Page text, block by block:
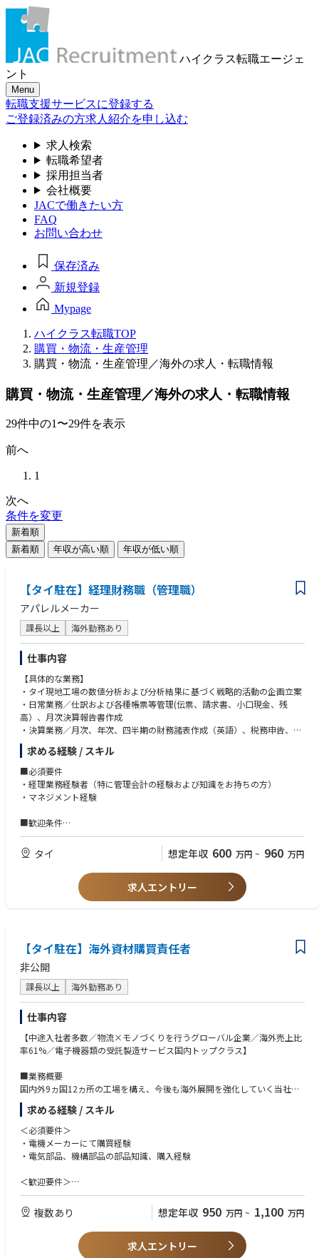
ハイクラス転職エージェ
ント
Menu
転職支援サービスに登録する
ご登録済みの方求人紹介を申し込む
求人検索
転職希望者
採用担当者
会社概要
JACで働きたい方
FAQ
お問い合わせ
保存済み
新規登録
Mypage
ハイクラス転職TOP
購買・物流・生産管理
購買・物流・生産管理／海外の求人・転職情報
購買・物流・生産管理／海外の求人・転職情報
29件中の1〜29件を表示
前へ
1
次へ
条件を変更
新着順
新着順
年収が高い順 年収が低い順
【タイ駐在】経理財務職（管理職）
アパレルメーカー
課長以上 海外勤務あり
仕事内容
【具体的な業務】
・タイ現地工場の数値分析および分析結果に基づく戦略的活動の企画立案
・日常業務／仕訳および各種帳票等管理(伝票、請求書、小口現金、残
高）、月次決算報告書作成
・決算業務／月次、年次、四半期の財務諸表作成（英語）、税務申告、監
査対応補助
・日本本社へのレポート
求める経験 / スキル
■必須要件
・経理業務経験者（特に管理会計の経験および知識をお持ちの方）
・マネジメント経験
■歓迎条件
・財務会計の実務経験
・工場または製造業での実務経験
・語学力(日常会話レベルの英語もしくはタイ語
タイ 想定年収 600 万円 ~ 960 万円
求人エントリー
【タイ駐在】海外資材購買責任者
非公開
課長以上 海外勤務あり
仕事内容
【中途入社者多数／物流×モノづくりを行うグローバル企業／海外売上比
率61%／電子機器類の受託製造サービス国内トップクラス】
■業務概要
国内外9ヵ国12ヵ所の工場を構え、今後も海外展開を強化していく当社に
おいて、海外工場（タイ）にて資材／購買責任者としてご活躍いただきま
す。
■主な業務内容
・部品調達フォロー、確認
・開発購買（ve品）
・ローカルメンバー社員の採用・育成／マネジメント
■OJTトレーニング
ご入社後は、国内工場（高松工場・グローバルEMSセンター）でのOJTト
求める経験 / スキル
＜必須要件＞
・電機メーカーにて購買経験
・電気部品、機構部品の部品知識、購入経験
＜歓迎要件＞
・海外への長期出張/海外赴任のご経験
・英語の日常会話レベル ※業務で使う言語は、日本語と英語です。
・VE(Value Engineering),VA(Value Analysis)の経験
・品質に関するスキル、部品メーカーに関するスキル
・商品化（製品立ち上げ）において、各イベント毎に購買、技術、QAなど
複数あり 想定年収 950 万円 ~ 1,100 万円
求人エントリー